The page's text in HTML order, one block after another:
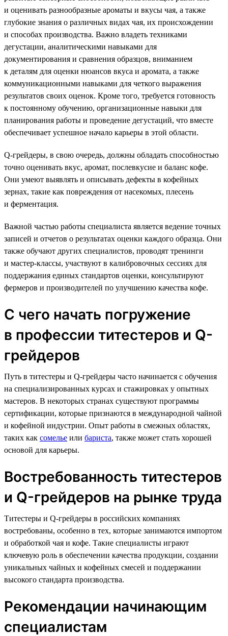
и оценивать разнообразные ароматы и вкусы чая, а также
глубокие знания о различных видах чая, их происхождении
и способах производства. Важно владеть техниками
дегустации, аналитическими навыками для
документирования и сравнения образцов, вниманием
к деталям для оценки нюансов вкуса и аромата, а также
коммуникационными навыками для четкого выражения
результатов своих оценок. Кроме того, требуется готовность
к постоянному обучению, организационные навыки для
планирования работы и проведение дегустаций, что вместе
обеспечивает успешное начало карьеры в этой области.
Q-грейдеры, в свою очередь, должны обладать способностью
точно оценивать вкус, аромат, послевкусие и баланс кофе.
Они умеют выявлять и описывать дефекты в кофейных
зернах, такие как повреждения от насекомых, плесень
и ферментация.
Важной частью работы специалиста является ведение точных
записей и отчетов о результатах оценки каждого образца. Они
также обучают других специалистов, проводят тренинги
и мастер-классы, участвуют в калибровочных сессиях для
поддержания единых стандартов оценки, консультируют
фермеров и производителей по улучшению качества кофе.
С чего начать погружение
в профессии титестеров и Q-
грейдеров
Путь в титестеры и Q-грейдеры часто начинается с обучения
на специализированных курсах и стажировках у опытных
мастеров. В некоторых странах существуют программы
сертификации, которые признаются в международной чайной
и кофейной индустрии. Опыт работы в смежных областях,
таких как сомелье или бариста, также может стать хорошей
основой для карьеры.
Востребованность титестеров
и Q-грейдеров на рынке труда
Титестеры и Q-грейдеры в российских компаниях
востребованы, особенно в тех, которые занимаются импортом
и обработкой чая и кофе. Такие специалисты играют
ключевую роль в обеспечении качества продукции, создании
уникальных чайных и кофейных смесей и поддержании
высокого стандарта производства.
Рекомендации начинающим
специалистам